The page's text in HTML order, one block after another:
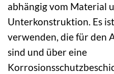
abhängig vom Material
Unterkonstruktion. Es
verwenden, die für den
sind und über eine